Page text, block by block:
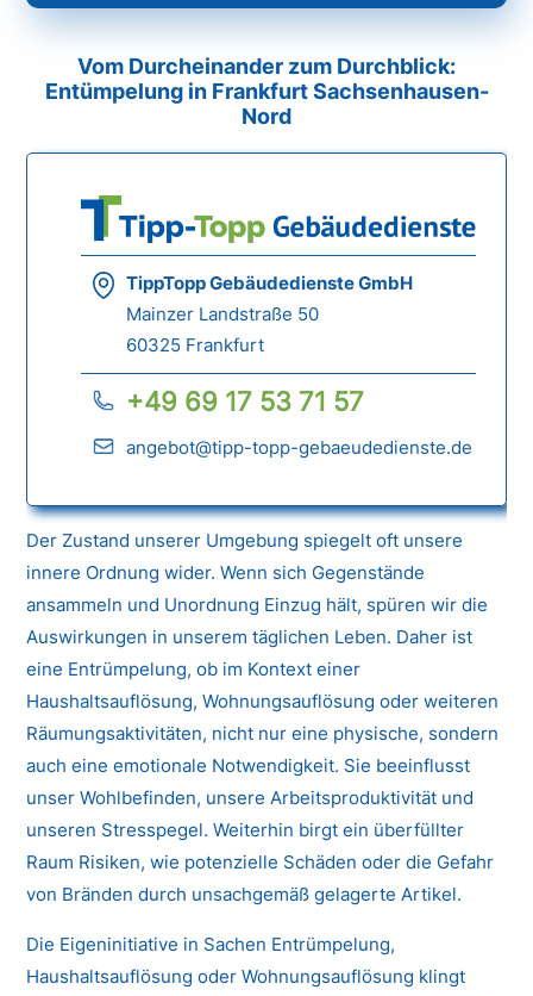
Vom Durcheinander zum Durchblick:
Entümpelung in Frankfurt Sachsenhausen-
Nord
TippTopp Gebäudedienste GmbH
Mainzer Landstraße 50
60325 Frankfurt
+49 69 17 53 71 57
angebot@tipp-topp-gebaeudedienste.de
Der Zustand unserer Umgebung spiegelt oft unsere
innere Ordnung wider. Wenn sich Gegenstände
ansammeln und Unordnung Einzug hält, spüren wir die
Auswirkungen in unserem täglichen Leben. Daher ist
eine Entrümpelung, ob im Kontext einer
Haushaltsauflösung, Wohnungsauflösung oder weiteren
Räumungsaktivitäten, nicht nur eine physische, sondern
auch eine emotionale Notwendigkeit. Sie beeinflusst
unser Wohlbefinden, unsere Arbeitsproduktivität und
unseren Stresspegel. Weiterhin birgt ein überfüllter
Raum Risiken, wie potenzielle Schäden oder die Gefahr
von Bränden durch unsachgemäß gelagerte Artikel.
Die Eigeninitiative in Sachen Entrümpelung,
Haushaltsauflösung oder Wohnungsauflösung klingt